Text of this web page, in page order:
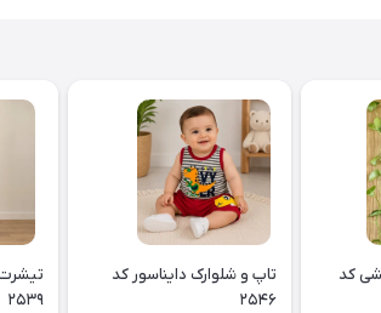
کد
تاپ و شلوارک دایناسور کد
۲۵۴۶
۲۵۳۹